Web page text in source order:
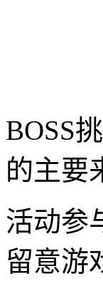
BOSS
的主要
活动参
留意游